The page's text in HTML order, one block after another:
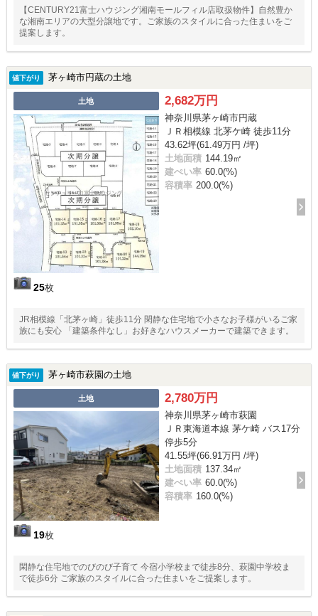
【CENTURY21富士ハウジング湘南モールフィル店取扱物件】自然豊か
な湘南エリアの大型分譲地です。ご家族のスタイルに合った住まいをご
提案します。
値下がり 茅ヶ崎市円蔵の土地
土地
25枚
2,682万円
神奈川県茅ヶ崎市円蔵
ＪＲ相模線 北茅ケ崎 徒歩11分
43.62坪(61.49万円 /坪)
土地面積 144.19㎡
建ぺい率 60.0(%)
容積率 200.0(%)
JR相模線「北茅ヶ崎」徒歩11分 閑静な住宅地で小さなお子様がいるご家
族にも安心 「建築条件なし」お好きなハウスメーカーで建築できます。
値下がり 茅ヶ崎市萩園の土地
土地
19枚
2,780万円
神奈川県茅ヶ崎市萩園
ＪＲ東海道本線 茅ケ崎 バス17分
停歩5分
41.55坪(66.91万円 /坪)
土地面積 137.34㎡
建ぺい率 60.0(%)
容積率 160.0(%)
閑静な住宅地でのびのび子育て 今宿小学校まで徒歩8分、萩園中学校ま
で徒歩6分 ご家族のスタイルに合った住まいをご提案します。